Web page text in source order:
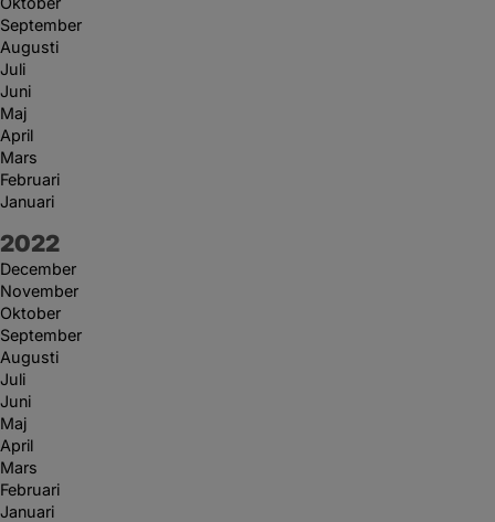
September
Augusti
Juli
Juni
Maj
April
Mars
Februari
Januari
År:
2022
December
November
Oktober
September
Augusti
Juli
Juni
Maj
April
Mars
Februari
Januari